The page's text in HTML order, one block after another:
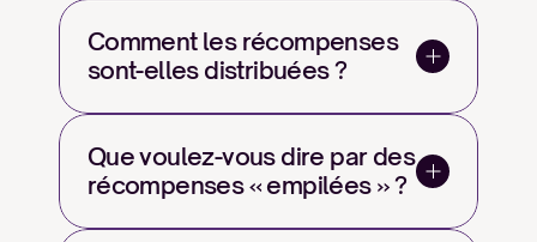
Comment les récompenses
sont-elles distribuées ?
Que voulez-vous dire par des
récompenses « empilées » ?